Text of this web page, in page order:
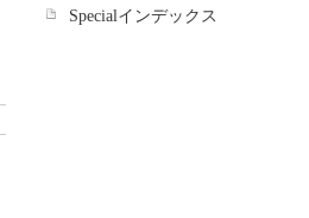
Specialインデックス